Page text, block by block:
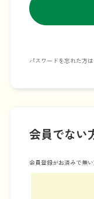
パスワードを忘れた方は
会員でない
会員登録がお済みで無